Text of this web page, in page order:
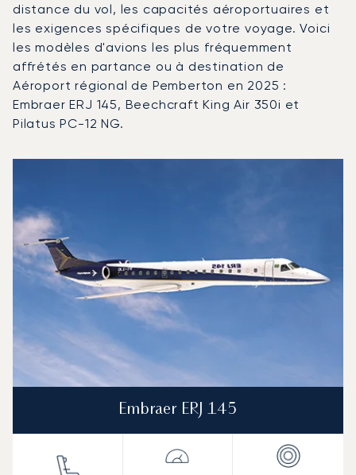
distance du vol, les capacités aéroportuaires et
les exigences spécifiques de votre voyage. Voici
les modèles d'avions les plus fréquemment
affrétés en partance ou à destination de
Aéroport régional de Pemberton en 2025 :
Embraer ERJ 145, Beechcraft King Air 350i et
Pilatus PC-12 NG.
Autonomie (NM)
Embraer ERJ 145